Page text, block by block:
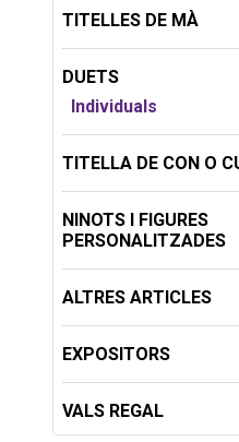
TITELLES DE MÀ
DUETS
Individuals
TITELLA DE CON O
NINOTS I FIGURES
PERSONALITZADES
ALTRES ARTICLES
EXPOSITORS
VALS REGAL